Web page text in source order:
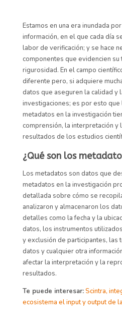
Estamos en una era inundada
información, en el que cada día
labor de verificación; y se hace
componentes que evidencien su
rigurosidad. En el campo
diferente pero, si adquiere
datos que aseguren la calidad y
investigaciones; es por esto
metadatos en la investigación
comprensión, la interpretación y
resultados de los estudios
¿Qué son los
Los metadatos son datos que
metadatos en la investigación
detallada sobre cómo se
analizaron y almacenaron los
detalles como la fecha y la
datos, los instrumentos
y exclusión de participantes, las
datos y cualquier otra
afectar la interpretación y la
resultados.
Te puede interesar:Scintra, i
ecosistema el input y output de